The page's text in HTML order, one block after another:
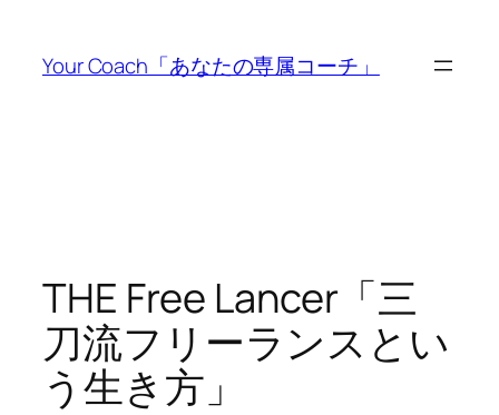
Your Coach「あなたの専属コーチ」
THE Free Lancer「三
刀流フリーランスとい
う生き方」